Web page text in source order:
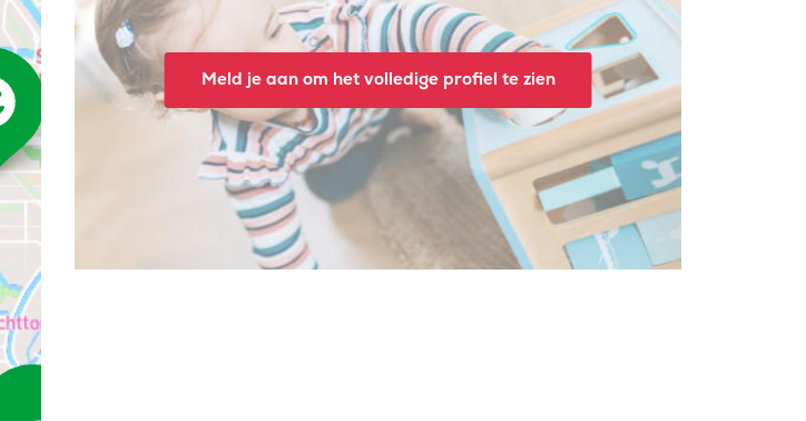
Meld je aan om het volledige profiel te zien